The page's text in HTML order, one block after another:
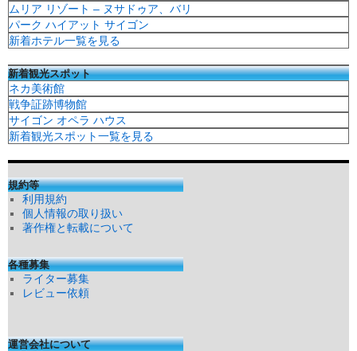
ムリア リゾート – ヌサドゥア、バリ
パーク ハイアット サイゴン
新着ホテル一覧を見る
新着観光スポット
ネカ美術館
戦争証跡博物館
サイゴン オペラ ハウス
新着観光スポット一覧を見る
規約等
利用規約
個人情報の取り扱い
著作権と転載について
各種募集
ライター募集
レビュー依頼
運営会社について